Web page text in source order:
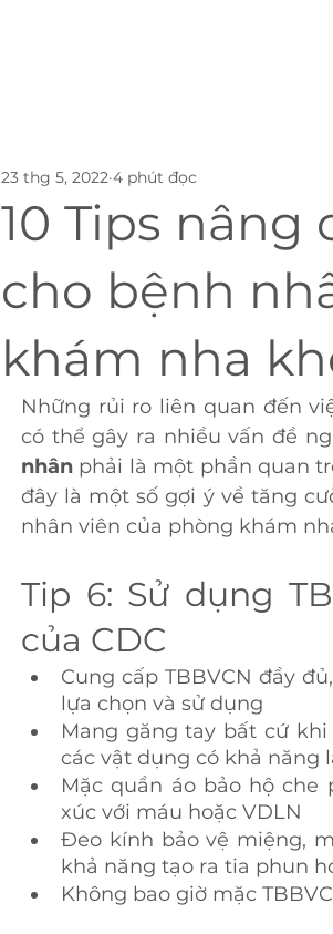
10 Tips nâng
cho bệnh
khám nha
23 thg 5, 2022 4 phút đọc
Những rủi ro liên quan đến
có thể gây ra nhiều vấn đề
nhân phải là một phần quan
đây là một số gợi ý về tăng
nhân viên của phòng khám
Tip 6: Sử dụng
của CDC
Cung cấp TBBVCN đầy
lựa chọn và sử dụng
Mang găng tay bất cứ
các vật dụng có khả năng
Mặc quần áo bảo hộ
xúc với máu hoặc VDLN
Đeo kính bảo vệ miệng,
khả năng tạo ra tia phun
Không bao giờ mặc